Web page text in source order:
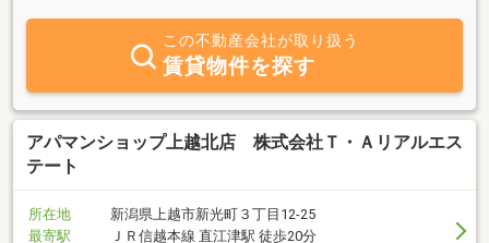
この不動産会社が取り扱う
賃貸物件を探す
アパマンショップ上越北店 株式会社Ｔ・Ａリアルエス
テート
所在地
新潟県上越市新光町３丁目12-25
最寄駅
ＪＲ信越本線 直江津駅 徒歩20分